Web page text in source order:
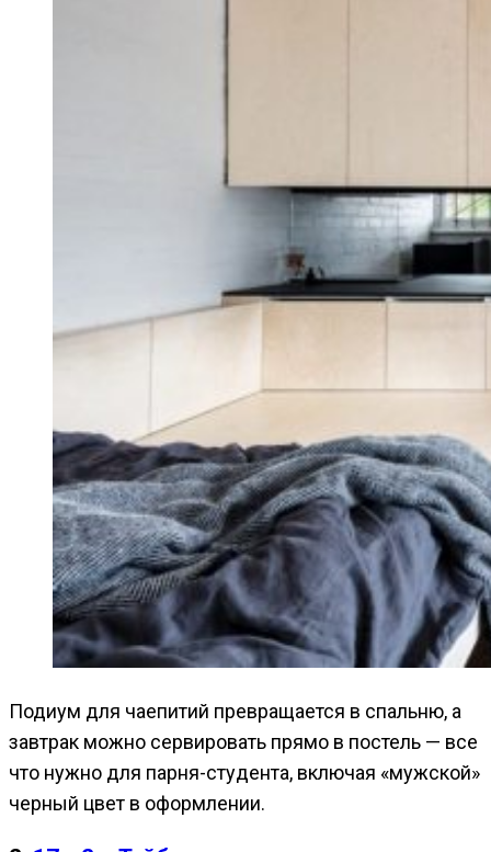
Подиум для чаепитий превращается в спальню, а
завтрак можно сервировать прямо в постель — все
что нужно для парня-студента, включая «мужской»
черный цвет в оформлении.